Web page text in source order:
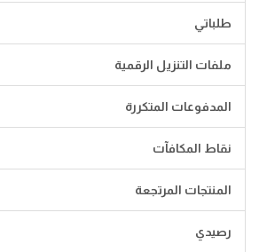
طلباتي
ملفات التنزيل الرقمية
المدفوعات المتكررة
نقاط المكافآت
المنتجات المرتجعة
رصيدي